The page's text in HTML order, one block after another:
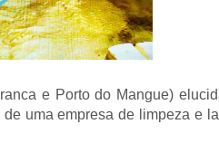
e Porto do Mangue)
uma empresa de limpeza e